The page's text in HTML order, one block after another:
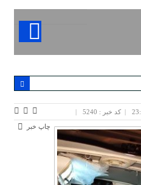
کد خبر : 5240
چاپ خبر